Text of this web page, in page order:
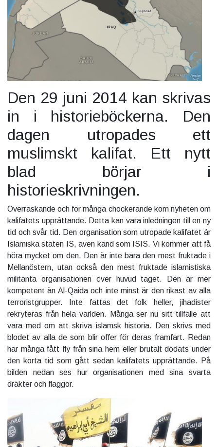
Den 29 juni 2014 kan skrivas
in i historieböckerna. Den
dagen utropades ett
muslimskt kalifat. Ett nytt
blad börjar i
historieskrivningen.
Överraskande och för många chockerande kom nyheten om
kalifatets upprättande. Detta kan vara inledningen till en ny
tid och svår tid. Den organisation som utropade kalifatet är
Islamiska staten IS, även känd som ISIS. Vi kommer att få
höra mycket om den. Den är inte bara den mest fruktade i
Mellanöstern, utan också den mest fruktade islamistiska
militanta organisationen över huvud taget. Den är mer
kompetent än Al-Qaida och inte minst är den rikast av alla
terroristgrupper. Inte fattas det folk heller, jihadister
rekryteras från hela världen. Många ser nu sitt tillfälle att
vara med om att skriva islamsk historia. Den skrivs med
blodet av alla de som blir offer för deras framfart. Redan
har många fått fly från sina hem eller brutalt dödats under
den korta tid som gått sedan kalifatets upprättande. På
bilden nedan ses hur organisationen med sina svarta
dräkter och flaggor.